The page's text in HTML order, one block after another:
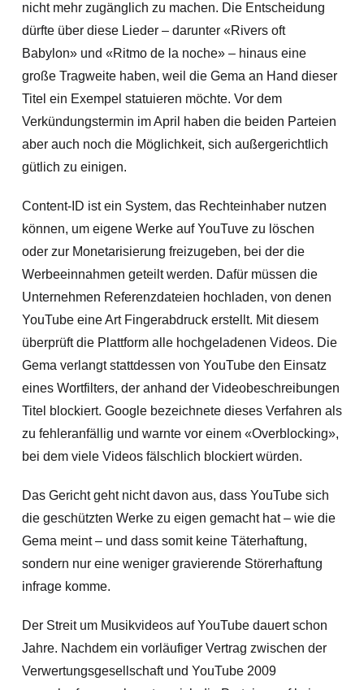
nicht mehr zugänglich zu machen. Die Entscheidung
dürfte über diese Lieder – darunter «Rivers oft
Babylon» und «Ritmo de la noche» – hinaus eine
große Tragweite haben, weil die Gema an Hand dieser
Titel ein Exempel statuieren möchte. Vor dem
Verkündungstermin im April haben die beiden Parteien
aber auch noch die Möglichkeit, sich außergerichtlich
gütlich zu einigen.
Content-ID ist ein System, das Rechteinhaber nutzen
können, um eigene Werke auf YouTuve zu löschen
oder zur Monetarisierung freizugeben, bei der die
Werbeeinnahmen geteilt werden. Dafür müssen die
Unternehmen Referenzdateien hochladen, von denen
YouTube eine Art Fingerabdruck erstellt. Mit diesem
überprüft die Plattform alle hochgeladenen Videos. Die
Gema verlangt stattdessen von YouTube den Einsatz
eines Wortfilters, der anhand der Videobeschreibungen
Titel blockiert. Google bezeichnete dieses Verfahren als
zu fehleranfällig und warnte vor einem «Overblocking»,
bei dem viele Videos fälschlich blockiert würden.
Das Gericht geht nicht davon aus, dass YouTube sich
die geschützten Werke zu eigen gemacht hat – wie die
Gema meint – und dass somit keine Täterhaftung,
sondern nur eine weniger gravierende Störerhaftung
infrage komme.
Der Streit um Musikvideos auf YouTube dauert schon
Jahre. Nachdem ein vorläufiger Vertrag zwischen der
Verwertungsgesellschaft und YouTube 2009